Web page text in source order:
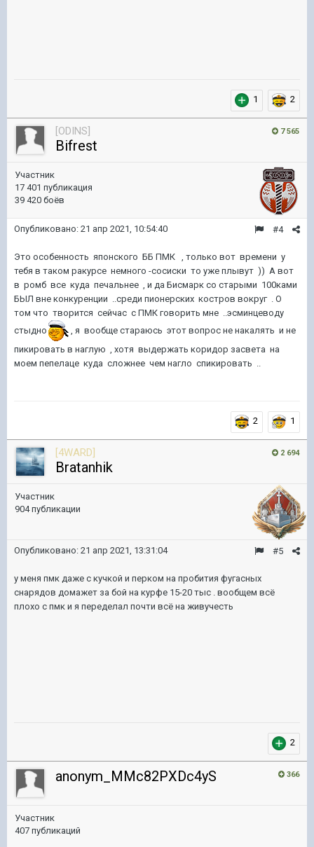
1 2
7 565
[ODINS]
Bifrest
Участник
17 401 публикация
39 420 боёв
#4
Опубликовано: 21 апр 2021, 10:54:40
Это особенность японского ББ ПМК , только вот времени у
тебя в таком ракурсе немного -сосиски то уже плывут )) А вот
в ромб все куда печальнее , и да Бисмарк со старыми 100ками
БЫЛ вне конкуренции ..среди пионерских костров вокруг . О
том что творится сейчас с ПМК говорить мне ..эсминцеводу
стыдно
, я вообще стараюсь этот вопрос не накалять и не
пикировать в наглую , хотя выдержать коридор засвета на
моем пепелаце куда сложнее чем нагло спикировать ..
2 1
2 694
[4WARD]
Bratanhik
Участник
904 публикации
#5
Опубликовано: 21 апр 2021, 13:31:04
у меня пмк даже с кучкой и перком на пробития фугасных
снарядов домажет за бой на курфе 15-20 тыс . вообщем всё
плохо с пмк и я переделал почти всё на живучесть
2
366
anonym_MMc82PXDc4yS
Участник
407 публикаций